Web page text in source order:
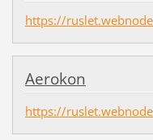
https://
Aerokon
https://